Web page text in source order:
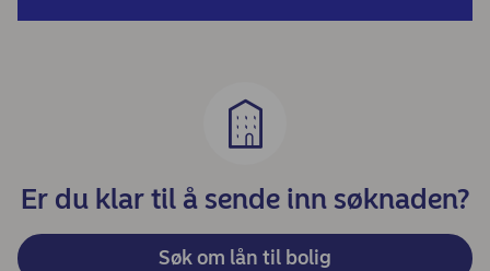
Er du klar til å sende inn søknaden?
Søk om lån til bolig